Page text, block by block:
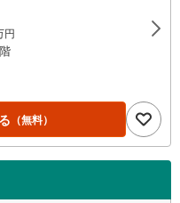
円
（無料）